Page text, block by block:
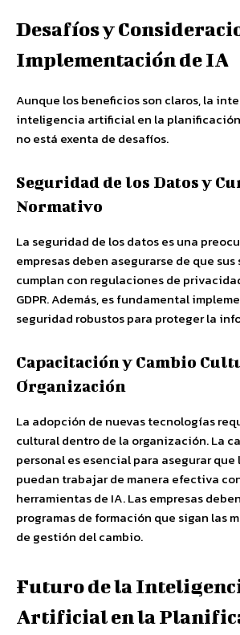
Desafíos y
Implementación de IA
Aunque los beneficios son claros, la
inteligencia artificial en la
no está exenta de desafíos.
Seguridad de los Datos y
Normativo
La seguridad de los datos es una
empresas deben asegurarse de que sus
cumplan con regulaciones de
GDPR. Además, es fundamental
seguridad robustos para proteger la
Capacitación y Cambio
Organización
La adopción de nuevas tecnologías
cultural dentro de la organización. La
personal es esencial para asegurar que
puedan trabajar de manera efectiva
herramientas de IA. Las empresas
programas de formación que sigan las
de gestión del cambio.
Futuro de la
Artificial en la